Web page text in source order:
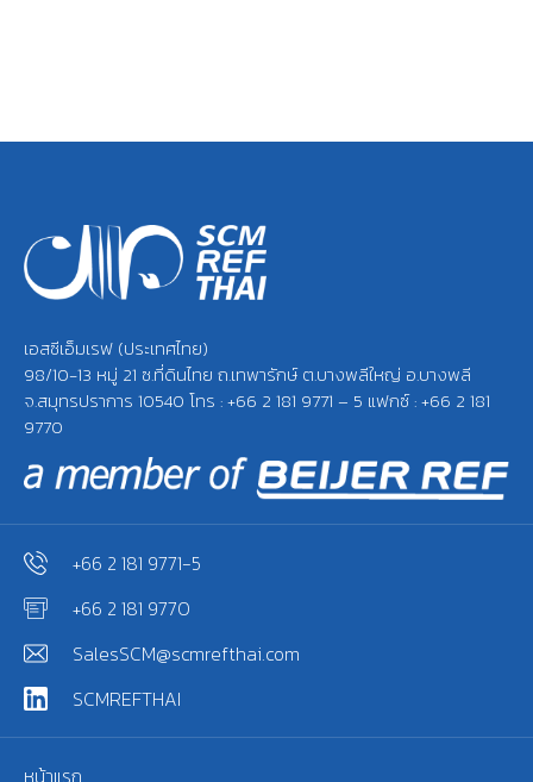
เอสซีเอ็มเรฟ (ประเทศไทย)
98/10-13 หมู่ 21 ซ.ที่ดินไทย ถ.เทพารักษ์ ต.บางพลีใหญ่ อ.บางพลี
จ.สมุทรปราการ 10540 โทร : +66 2 181 9771 – 5 แฟกซ์ : +66 2 181
9770
+66 2 181 9771-5
+66 2 181 9770
SalesSCM@scmrefthai.com
SCMREFTHAI